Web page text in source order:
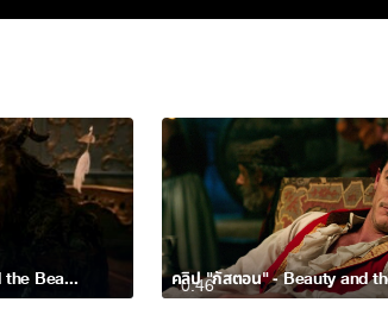
คลิปล่าสุดจาก Beauty and the Beast – โฉมงามกับเจ้าชายอสูร 0:46